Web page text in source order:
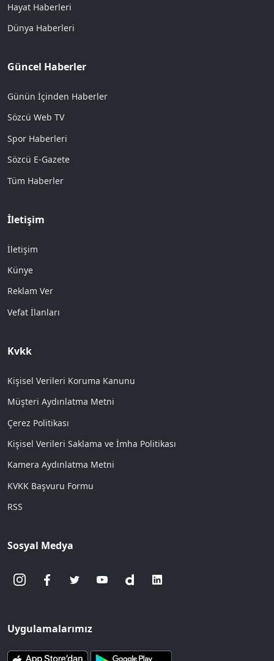
Hayat Haberleri
Dünya Haberleri
Güncel Haberler
Günün İçinden Haberler
Sözcü Web TV
Spor Haberleri
Sözcü E-Gazete
Tüm Haberler
İletişim
İletişim
Künye
Reklam Ver
Vefat İlanları
Kvkk
Kişisel Verileri Koruma Kanunu
Müşteri Aydınlatma Metni
Çerez Politikası
Kişisel Verileri Saklama ve İmha Politikası
Kamera Aydınlatma Metni
KVKK Başvuru Formu
RSS
Sosyal Medya
Uygulamalarımız